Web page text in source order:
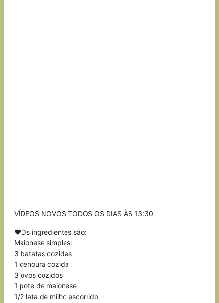
VÍDEOS NOVOS TODOS OS DIAS ÀS 13:30
❤Os ingredientes são:
Maionese simples:
3 batatas cozidas
1 cenoura cozida
3 ovos cozidos
1 pote de maionese
1/2 lata de milho escorrido